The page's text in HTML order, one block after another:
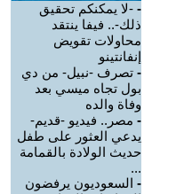
- -لا يمكنكم تحقيق
ذلك-.. فيفا ينتقد
محاولات تقويض
إنفانتينو
- تصرف -نبيل- من دي
بول تجاه ميسي بعد
وفاة والده
- مصر.. فيديو -قديم-
يدعي العثور على طفل
حديث الولادة بالقمامة
...
- السعوديون يرفضون